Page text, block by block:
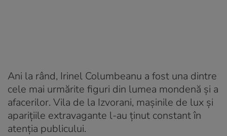
Ani la rând, Irinel Columbeanu a fost una dintre
cele mai urmărite figuri din lumea mondenă și a
afacerilor. Vila de la Izvorani, mașinile de lux și
aparițiile extravagante l-au ținut constant în
atenția publicului.